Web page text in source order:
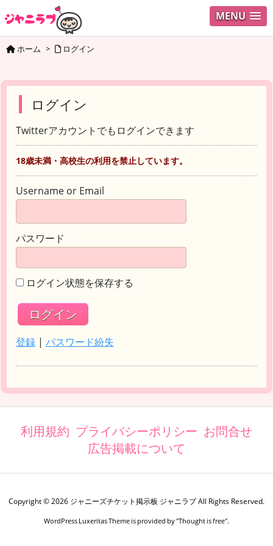
MENU
ホーム > ログイン
ログイン
Twitterアカウントでもログインできます
18歳未満・高校生の利用を禁止しています。
Username or Email
パスワード
ログイン状態を保存する
登録 | パスワード紛失
利用規約 プライバシーポリシー お問合せ
広告掲載について
Copyright ©2026 ジャニーズチケット掲示板 ジャニラブAll Rights Reserved.
WordPress Luxeritas Theme is provided by "Thought is free".